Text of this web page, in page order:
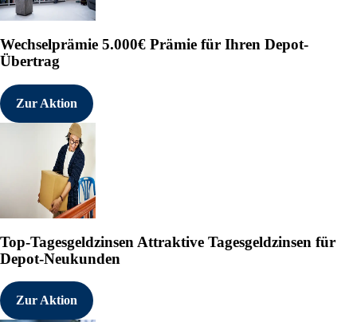
Wechselprämie 5.000€ Prämie für Ihren Depot-
Übertrag
Zur Aktion
Top-Tagesgeldzinsen Attraktive Tagesgeldzinsen für
Depot-Neukunden
Zur Aktion